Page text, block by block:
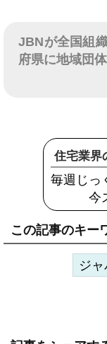
JBNが全国組
府県に地域団
住宅業界
毎週じっ
今
この記事のキー
ジ